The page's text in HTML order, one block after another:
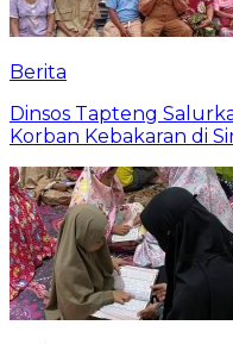
Berita
Dinsos Tapteng
Korban Kebakaran di